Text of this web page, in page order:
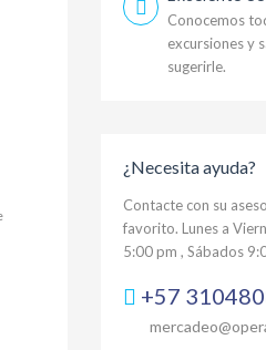
Conocemos
excursiones y
sugerirle.
¿Necesita ayuda?
Contacte con su
favorito. Lunes a
5:00 pm , Sábados
+57